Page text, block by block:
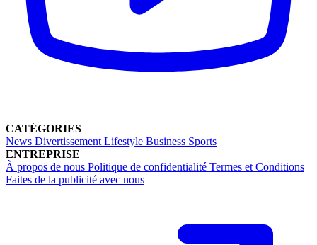
CATÉGORIES
News Divertissement Lifestyle Business Sports
ENTREPRISE
À propos de nous Politique de confidentialité Termes et Conditions
Faites de la publicité avec nous